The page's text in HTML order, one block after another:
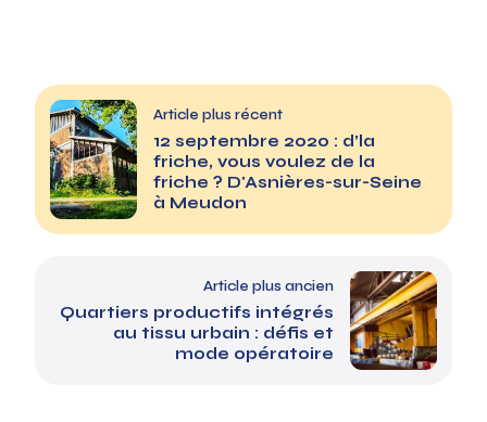
Article plus récent
12 septembre 2020 : d’la
friche, vous voulez de la
friche ? D'Asnières-sur-Seine
à Meudon
Article plus ancien
Quartiers productifs intégrés
au tissu urbain : défis et
mode opératoire